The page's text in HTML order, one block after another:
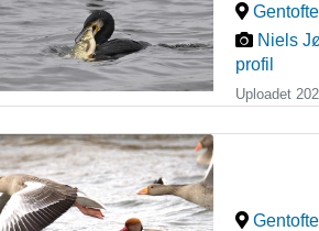
Niels
profil
Uploadet